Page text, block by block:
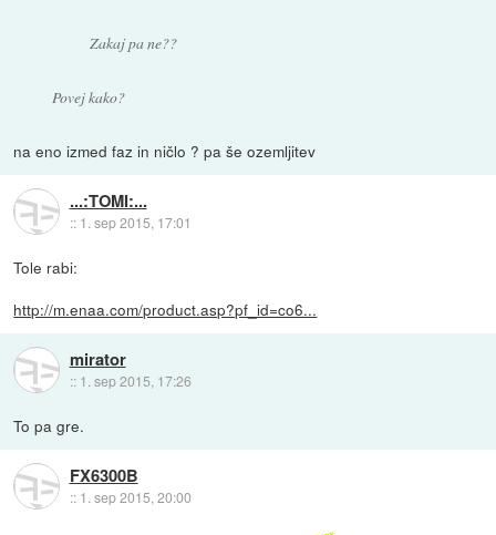
Zakaj pa ne??
Povej kako?
na eno izmed faz in ničlo ? pa še ozemljitev
...:TOMI:...
:: 1. sep 2015, 17:01
Tole rabi:
http://m.enaa.com/product.asp?pf_id=co6...
mirator
:: 1. sep 2015, 17:26
To pa gre.
FX6300B
:: 1. sep 2015, 20:00